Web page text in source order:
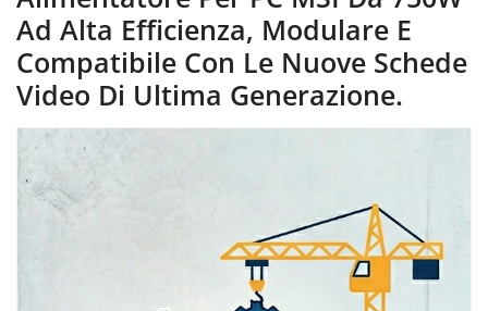
Ad Alta Efficienza, Modulare E
Compatibile Con Le Nuove Schede
Video Di Ultima Generazione.